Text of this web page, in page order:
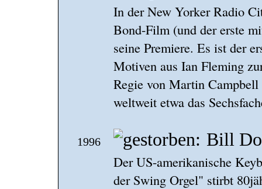
In der New Yorker Radio
Bond-Film (und der erste
seine Premiere. Es ist der
Motiven aus Ian Fleming
Regie von Martin
weltweit etwa das
1996 Bill
Der US-amerikanische
der Swing Orgel" stirbt